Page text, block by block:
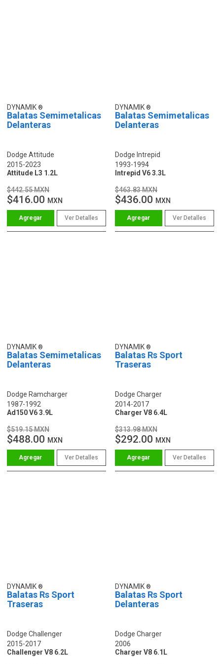
DYNAMIK
Balatas Semimetalicas
Delanteras
Dodge Attitude
2015-2023
Attitude L3 1.2L
$442.55 MXN
$416.00 MXN
Ver Detalles
DYNAMIK
Balatas Semimetalicas
Delanteras
Dodge Intrepid
1993-1994
Intrepid V6 3.3L
$463.83 MXN
$436.00 MXN
Ver Detalles
DYNAMIK
Balatas Semimetalicas
Delanteras
Dodge Ramcharger
1987-1992
Ad150 V6 3.9L
$519.15 MXN
$488.00 MXN
Ver Detalles
DYNAMIK
Balatas Rs Sport
Traseras
Dodge Charger
2014-2017
Charger V8 6.4L
$313.98 MXN
$292.00 MXN
Ver Detalles
DYNAMIK
Balatas Rs Sport
Traseras
Dodge Challenger
2015-2017
Challenger V8 6.2L
DYNAMIK
Balatas Rs Sport
Delanteras
Dodge Charger
2006
Charger V8 6.1L